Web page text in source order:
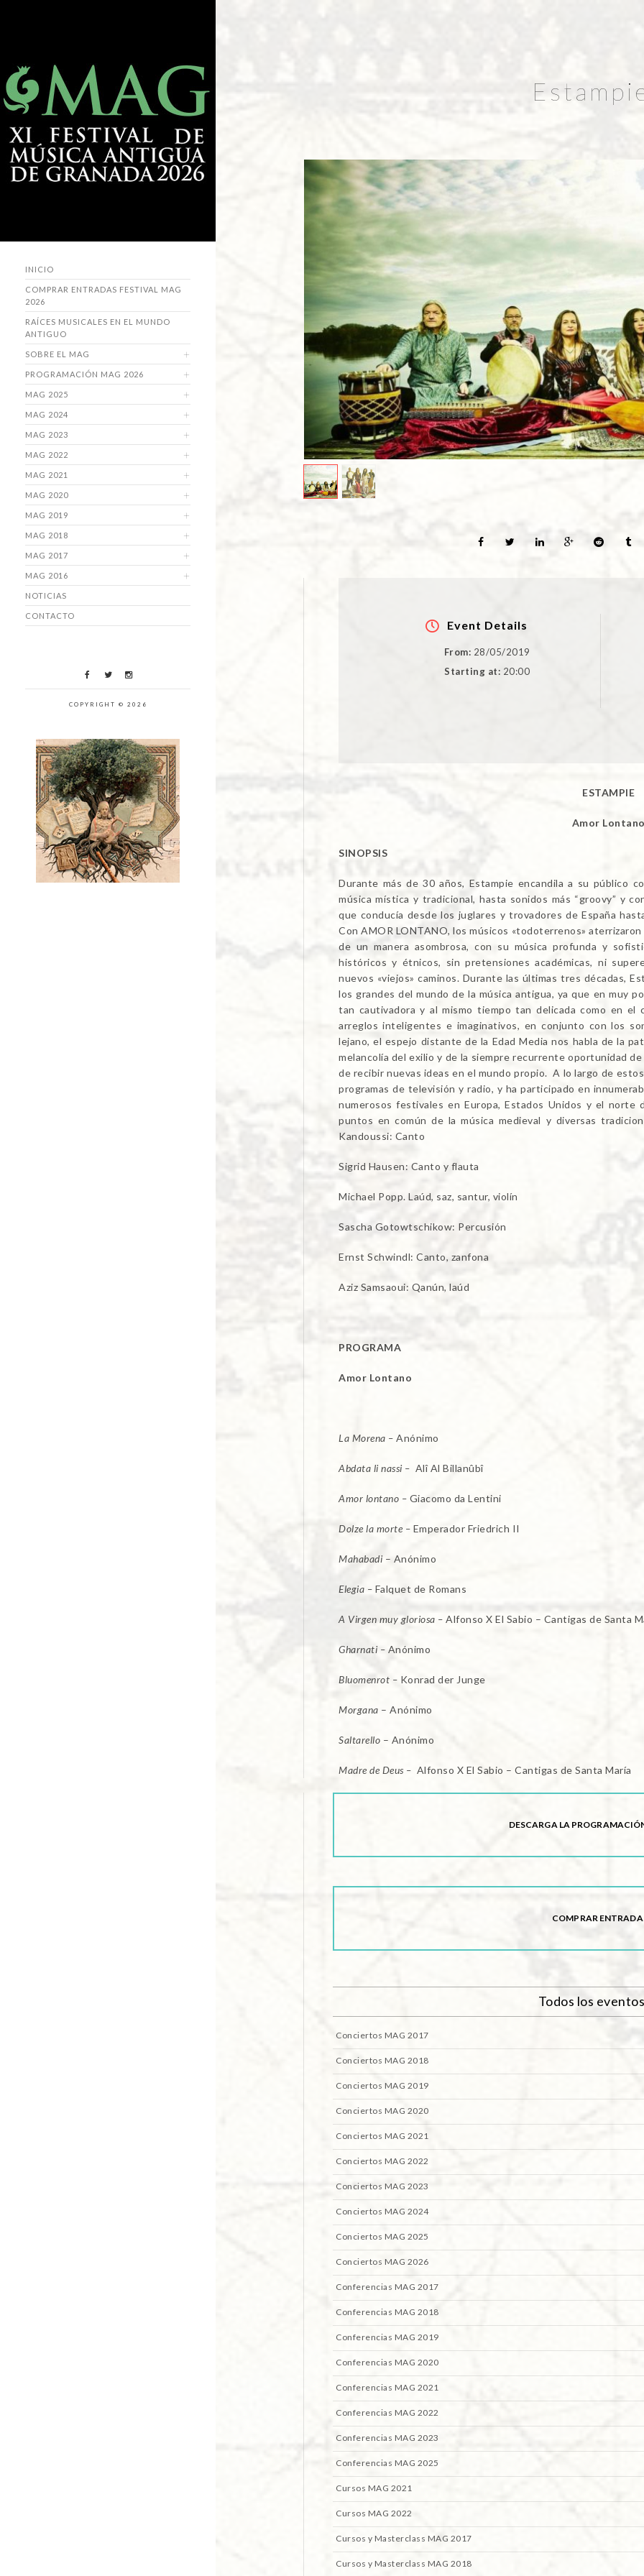
INICIO
COMPRAR ENTRADAS FESTIVAL MAG
2026
RAÍCES MUSICALES EN EL MUNDO
ANTIGUO
SOBRE EL MAG
PROGRAMACIÓN MAG 2026
MAG 2025
MAG 2024
MAG 2023
MAG 2022
MAG 2021
MAG 2020
MAG 2019
MAG 2018
MAG 2017
MAG 2016
NOTICIAS
CONTACTO
COPYRIGHT © 2026
Event Details
From: 28/05/2019
Starting at: 20:00
ESTAMPIE
Amor
SINOPSIS
Durante más de 30 años, Estampie encandila a su público
música mística y tradicional, hasta sonidos más “groovy” y
que conducía desde los juglares y trovadores de España
Con AMOR LONTANO, los músicos «todoterrenos»
de un manera asombrosa, con su música profunda y
históricos y étnicos, sin pretensiones académicas, ni
nuevos «viejos» caminos. Durante las últimas tres décadas,
los grandes del mundo de la música antigua, ya que en muy
tan cautivadora y al mismo tiempo tan delicada como en el
arreglos inteligentes e imaginativos, en conjunto con los
lejano, el espejo distante de la Edad Media nos habla de la
melancolía del exilio y de la siempre recurrente oportunidad
de recibir nuevas ideas en el mundo propio. A lo largo de
programas de televisión y radio, y ha participado en
numerosos festivales en Europa, Estados Unidos y el
puntos en común de la música medieval y diversas
Kandoussi: Canto
Sigrid Hausen: Canto y flauta
Michael Popp. Laúd, saz, santur, violín
Sascha Gotowtschikow: Percusión
Ernst Schwindl: Canto, zanfona
Aziz Samsaoui: Qanún, laúd
PROGRAMA
Amor Lontano
La Morena – Anónimo
Abdata li nassi – Alî Al Billanûbî
Amor lontano – Giacomo da Lentini
Dolze la morte – Emperador Friedrich II
Mahabadi – Anónimo
Elegia – Falquet de Romans
A Virgen muy gloriosa – Alfonso X El Sabio – Cantigas de Santa
Gharnati – Anónimo
Bluomenrot – Konrad der Junge
Morgana – Anónimo
Saltarello – Anónimo
Madre de Deus – Alfonso X El Sabio – Cantigas de Santa María
DESCARGA LA
COMPRAR
Todos los
Conciertos MAG 2017
Conciertos MAG 2018
Conciertos MAG 2019
Conciertos MAG 2020
Conciertos MAG 2021
Conciertos MAG 2022
Conciertos MAG 2023
Conciertos MAG 2024
Conciertos MAG 2025
Conciertos MAG 2026
Conferencias MAG 2017
Conferencias MAG 2018
Conferencias MAG 2019
Conferencias MAG 2020
Conferencias MAG 2021
Conferencias MAG 2022
Conferencias MAG 2023
Conferencias MAG 2025
Cursos MAG 2021
Cursos MAG 2022
Cursos y Masterclass MAG 2017
Cursos y Masterclass MAG 2018